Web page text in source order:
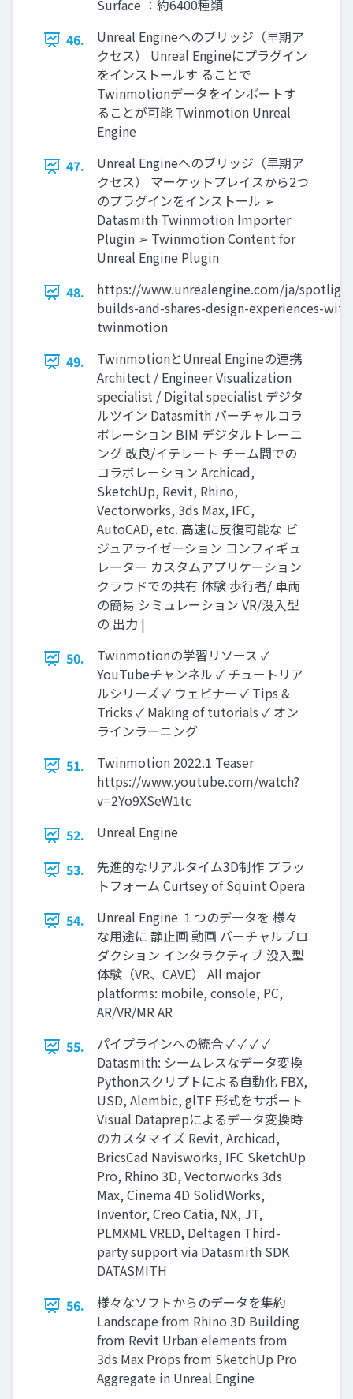
Surface ：約6400種類
46.
Unreal Engineへのブリッジ（早期ア
クセス） Unreal Engineにプラグイン
をインストールす ることで
Twinmotionデータをインポートす
ることが可能 Twinmotion Unreal
Engine
47.
Unreal Engineへのブリッジ（早期ア
クセス） マーケットプレイスから2つ
のプラグインをインストール ➢
Datasmith Twinmotion Importer
Plugin ➢ Twinmotion Content for
Unreal Engine Plugin
48.
https://www.unrealengine.com/ja/
builds-and-shares-design-experiences-
twinmotion
49.
TwinmotionとUnreal Engineの連携
Architect / Engineer Visualization
specialist / Digital specialist デジタ
ルツイン Datasmith バーチャルコラ
ボレーション BIM デジタルトレーニ
ング 改良/イテレート チーム間での
コラボレーション Archicad,
SketchUp, Revit, Rhino,
Vectorworks, 3ds Max, IFC,
AutoCAD, etc. 高速に反復可能な ビ
ジュアライゼーション コンフィギュ
レーター カスタムアプリケーション
クラウドでの共有 体験 歩行者/ 車両
の簡易 シミュレーション VR/没入型
の 出力 |
50.
Twinmotionの学習リソース ✓
YouTubeチャンネル ✓ チュートリア
ルシリーズ ✓ ウェビナー ✓ Tips &
Tricks ✓ Making of tutorials ✓ オン
ラインラーニング
51.
Twinmotion 2022.1 Teaser
https://www.youtube.com/watch?
v=2Yo9XSeW1tc
52.
Unreal Engine
53.
先進的なリアルタイム3D制作 プラッ
トフォーム Curtsey of Squint Opera
54.
Unreal Engine １つのデータを 様々
な用途に 静止画 動画 バーチャルプロ
ダクション インタラクティブ 没入型
体験（VR、CAVE） All major
platforms: mobile, console, PC,
AR/VR/MR AR
55.
パイプラインへの統合 ✓ ✓ ✓ ✓
Datasmith: シームレスなデータ変換
Pythonスクリプトによる自動化 FBX,
USD, Alembic, glTF 形式をサポート
Visual Dataprepによるデータ変換時
のカスタマイズ Revit, Archicad,
BricsCad Navisworks, IFC SketchUp
Pro, Rhino 3D, Vectorworks 3ds
Max, Cinema 4D SolidWorks,
Inventor, Creo Catia, NX, JT,
PLMXML VRED, Deltagen Third-
party support via Datasmith SDK
DATASMITH
56.
様々なソフトからのデータを集約
Landscape from Rhino 3D Building
from Revit Urban elements from
3ds Max Props from SketchUp Pro
Aggregate in Unreal Engine